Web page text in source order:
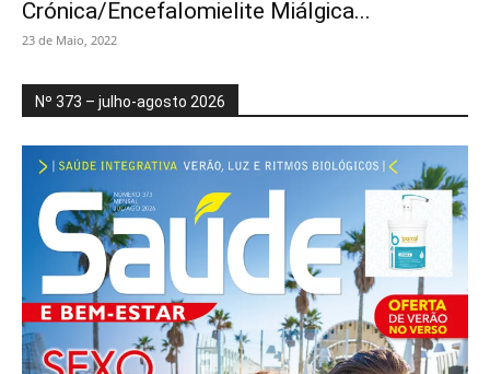
Crónica/Encefalomielite Miálgica...
23 de Maio, 2022
Nº 373 – julho-agosto 2026